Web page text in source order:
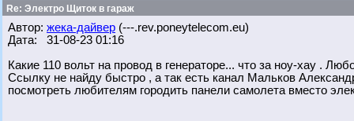
Re: Электро Щиток в гараж
Автор: жека-дайвер (---.rev.poneytelecom.eu)
Дата: 31-08-23 01:16
Какие 110 вольт на провод в генераторе... что за ноу-хау .
Ссылку не найду быстро , а так есть канал Мальков
посмотреть любителям городить панели самолета вместо